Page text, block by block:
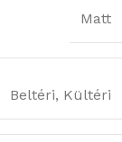
Matt
Beltéri, Kültéri